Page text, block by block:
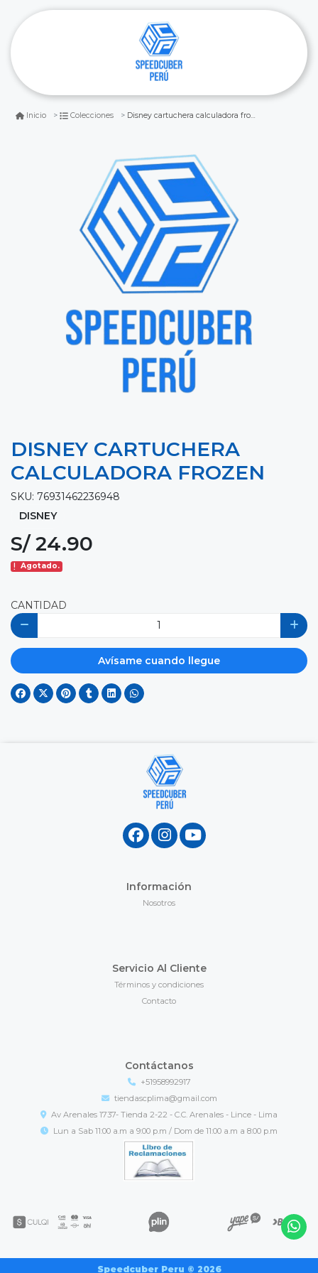
Inicio Colecciones Disney cartuchera calculadora frozen
DISNEY CARTUCHERA
CALCULADORA FROZEN
SKU: 76931462236948
DISNEY
S/ 24.90
Agotado.
CANTIDAD
Avísame cuando llegue
Información
Nosotros
Servicio Al Cliente
Términos y condiciones
Contacto
Contáctanos
+51958992917
tiendascplima@gmail.com
Av Arenales 1737- Tienda 2-22 - C.C. Arenales - Lince - Lima
Lun a Sab 11:00 a.m a 9:00 p.m / Dom de 11:00 a.m a 8:00 p.m
Speedcuber Peru © 2026